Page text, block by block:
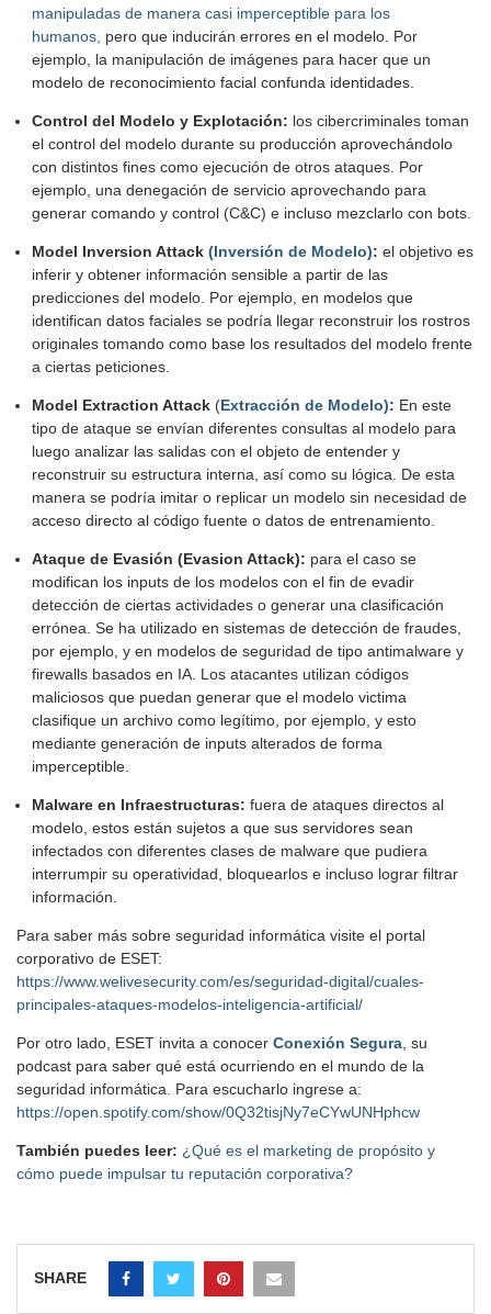
manipuladas de manera casi imperceptible para los
humanos, pero que inducirán errores en el modelo. Por
ejemplo, la manipulación de imágenes para hacer que un
modelo de reconocimiento facial confunda identidades.
Control del Modelo y Explotación: los cibercriminales toman
el control del modelo durante su producción aprovechándolo
con distintos fines como ejecución de otros ataques. Por
ejemplo, una denegación de servicio aprovechando para
generar comando y control (C&C) e incluso mezclarlo con bots.
Model Inversion Attack (Inversión de Modelo): el objetivo es
inferir y obtener información sensible a partir de las
predicciones del modelo. Por ejemplo, en modelos que
identifican datos faciales se podría llegar reconstruir los rostros
originales tomando como base los resultados del modelo frente
a ciertas peticiones.
Model Extraction Attack (Extracción de Modelo): En este
tipo de ataque se envían diferentes consultas al modelo para
luego analizar las salidas con el objeto de entender y
reconstruir su estructura interna, así como su lógica. De esta
manera se podría imitar o replicar un modelo sin necesidad de
acceso directo al código fuente o datos de entrenamiento.
Ataque de Evasión (Evasion Attack): para el caso se
modifican los inputs de los modelos con el fin de evadir
detección de ciertas actividades o generar una clasificación
errónea. Se ha utilizado en sistemas de detección de fraudes,
por ejemplo, y en modelos de seguridad de tipo antimalware y
firewalls basados en IA. Los atacantes utilizan códigos
maliciosos que puedan generar que el modelo victima
clasifique un archivo como legítimo, por ejemplo, y esto
mediante generación de inputs alterados de forma
imperceptible.
Malware en Infraestructuras: fuera de ataques directos al
modelo, estos están sujetos a que sus servidores sean
infectados con diferentes clases de malware que pudiera
interrumpir su operatividad, bloquearlos e incluso lograr filtrar
información.
Para saber más sobre seguridad informática visite el portal
corporativo de ESET:
https://www.welivesecurity.com/es/seguridad-digital/cuales-
principales-ataques-modelos-inteligencia-artificial/
Por otro lado, ESET invita a conocer Conexión Segura , su
podcast para saber qué está ocurriendo en el mundo de la
seguridad informática. Para escucharlo ingrese a:
https://open.spotify.com/show/0Q32tisjNy7eCYwUNHphcw
También puedes leer: ¿Qué es el marketing de propósito y
cómo puede impulsar tu reputación corporativa?
SHARE